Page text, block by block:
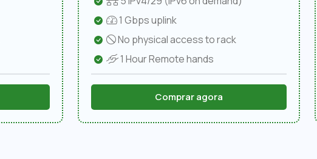
1 Gbps uplink
No physical access to rack
1 Hour Remote hands
Comprar agora